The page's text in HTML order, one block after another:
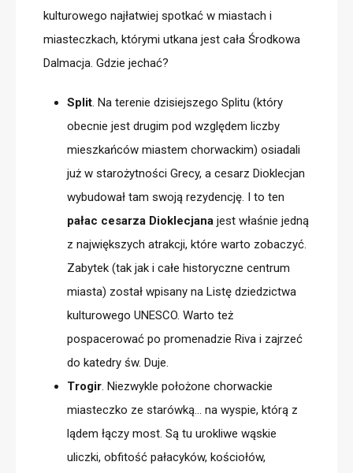
kulturowego najłatwiej spotkać w miastach i
miasteczkach, którymi utkana jest cała Środkowa
Dalmacja. Gdzie jechać?
Split. Na terenie dzisiejszego Splitu (który
obecnie jest drugim pod względem liczby
mieszkańców miastem chorwackim) osiadali
już w starożytności Grecy, a cesarz Dioklecjan
wybudował tam swoją rezydencję. I to ten
pałac cesarza Dioklecjana jest właśnie jedną
z największych atrakcji, które warto zobaczyć.
Zabytek (tak jak i całe historyczne centrum
miasta) został wpisany na Listę dziedzictwa
kulturowego UNESCO. Warto też
pospacerować po promenadzie Riva i zajrzeć
do katedry św. Duje.
Trogir. Niezwykle położone chorwackie
miasteczko ze starówką… na wyspie, którą z
lądem łączy most. Są tu urokliwe wąskie
uliczki, obfitość pałacyków, kościołów,